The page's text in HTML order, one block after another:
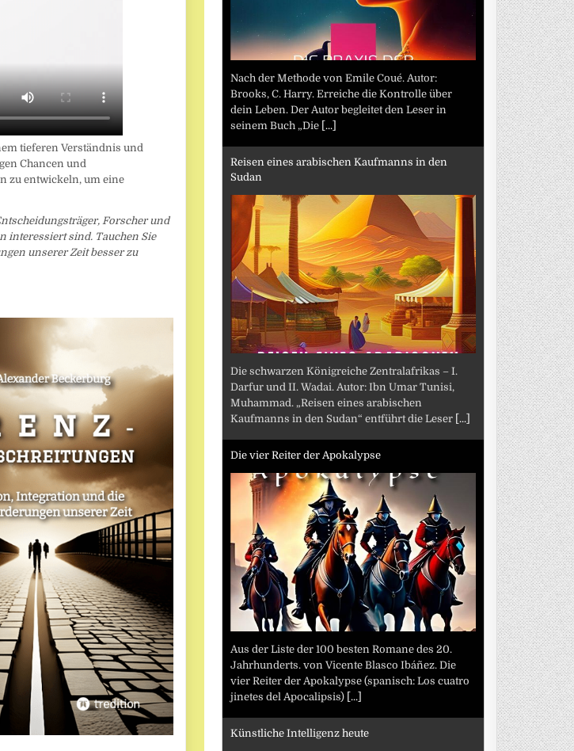
Nach der Methode von Emile Coué. Autor:
Brooks, C. Harry. Erreiche die Kontrolle über
dein Leben. Der Autor begleitet den Leser in
seinem Buch „Die [...]
Reisen eines arabischen Kaufmanns in den
Sudan
Die schwarzen Königreiche Zentralafrikas – I.
Darfur und II. Wadai. Autor: Ibn Umar Tunisi,
Muhammad. „Reisen eines arabischen
Kaufmanns in den Sudan“ entführt die Leser [...]
Die vier Reiter der Apokalypse
Aus der Liste der 100 besten Romane des 20.
Jahrhunderts. von Vicente Blasco Ibáñez. Die
vier Reiter der Apokalypse (spanisch: Los cuatro
jinetes del Apocalipsis) [...]
Künstliche Intelligenz heute